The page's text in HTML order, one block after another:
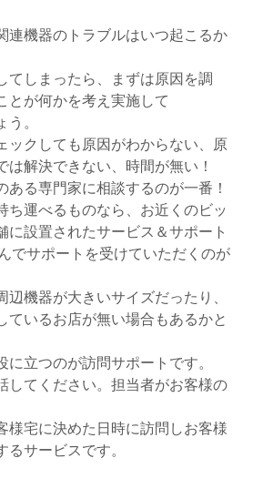
連機器のトラブルはいつ起こるか
てしまったら、まずは原因を調
とが何かを考え実施して
。
ックしても原因がわからない、原
は解決できない、時間が無い！
ある専門家に相談するのが一番！
ち運べるものなら、お近くのビッ
に設置されたサービス＆サポート
でサポートを受けていただくのが
辺機器が大きいサイズだったり、
ているお店が無い場合もあるかと
立つのが訪問サポートです。
してください。担当者がお客様の
様宅に決めた日時に訪問しお客様
サービスです。